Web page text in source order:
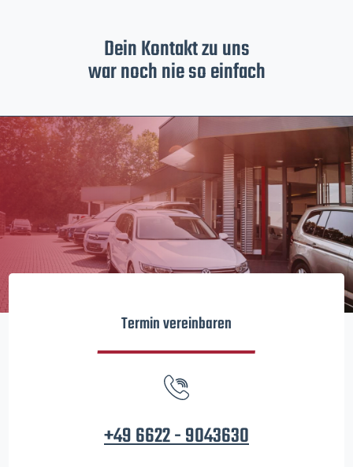
Dein Kontakt zu uns
war noch nie so einfach
Termin vereinbaren
+49 6622 - 9043630